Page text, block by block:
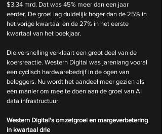
$3,34 mrd. Dat was 45% meer dan een jaar
eerder. De groei lag duidelijk hoger dan de 25% in
het vorige kwartaal en de 27% in het eerste
kwartaal van het boekjaar.
Die versnelling verklaart een groot deel van de
koersreactie. Western Digital was jarenlang vooral
een cyclisch hardwarebedrijf in de ogen van
beleggers. Nu wordt het aandeel meer gezien als
een manier om mee te doen aan de groei van AI
data infrastructuur.
Western Digital's omzetgroei en margeverbetering
in kwartaal drie